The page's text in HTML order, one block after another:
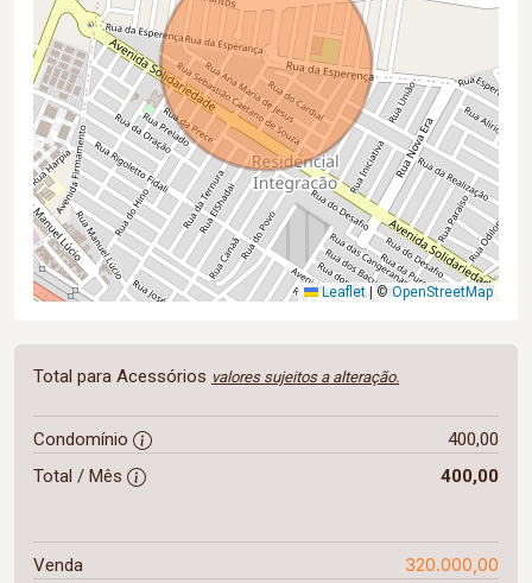
Leaflet ©OpenStreetMap
Total para Acessórios valores sujeitos a alteração.
Condomínio
400,00
Total / Mês
400,00
Venda 320.000,00